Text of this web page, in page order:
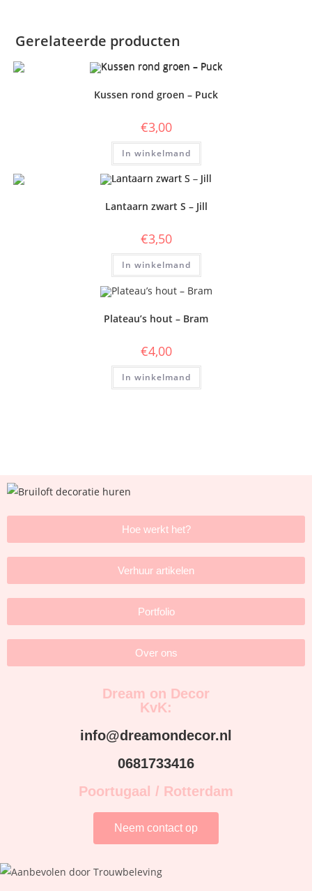
Gerelateerde producten
Kussen rond groen – Puck
€3,00
In winkelmand
Lantaarn zwart S – Jill
€3,50
In winkelmand
Plateau’s hout – Bram
€4,00
In winkelmand
Hoe werkt het?
Verhuur artikelen
Portfolio
Over ons
Dream on Decor
KvK:
info@dreamondecor.nl
0681733416
Poortugaal / Rotterdam
Neem contact op